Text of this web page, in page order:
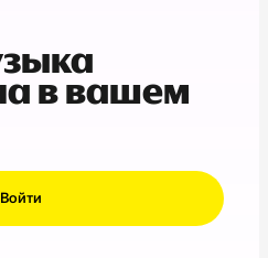
в вашем
Войти